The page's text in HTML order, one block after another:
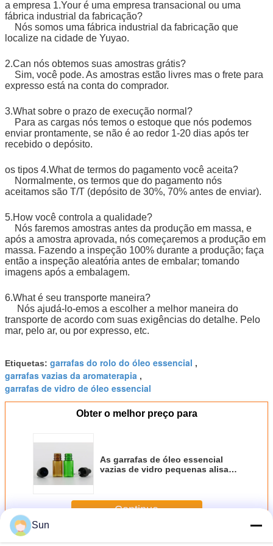
a empresa 1.Your é uma empresa transacional ou uma
fábrica industrial da fabricação?
Nós somos uma fábrica industrial da fabricação que
localize na cidade de Yuyao.
2.Can nós obtemos suas amostras grátis?
Sim, você pode. As amostras estão livres mas o frete para
expresso está na conta do comprador.
3.What sobre o prazo de execução normal?
Para as cargas nós temos o estoque que nós podemos
enviar prontamente, se não é ao redor 1-20 dias após ter
recebido o depósito.
os tipos 4.What de termos do pagamento você aceita?
Normalmente, os termos que do pagamento nós
aceitamos são T/T (depósito de 30%, 70% antes de enviar).
5.How você controla a qualidade?
Nós faremos amostras antes da produção em massa, e
após a amostra aprovada, nós começaremos a produção em
massa. Fazendo a inspeção 100% durante a produção; faça
então a inspeção aleatória antes de embalar; tomando
imagens após a embalagem.
6.What é seu transporte maneira?
Nós ajudá-lo-emos a escolher a melhor maneira do
transporte de acordo com suas exigências do detalhe. Pelo
mar, pelo ar, ou por expresso, etc.
Etiquetas: garrafas do rolo do óleo essencial ,
garrafas vazias da aromaterapia ,
garrafas de vidro de óleo essencial
Obter o melhor preço para
As garrafas de óleo essencial
vazias de vidro pequenas alisam
Continue
MaisGarrafas de óleo essencial vazias
Sun